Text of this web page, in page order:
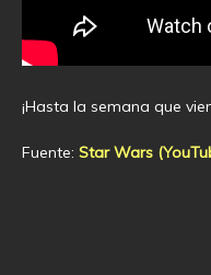
¡Hasta la semana que
Fuente: Star Wars